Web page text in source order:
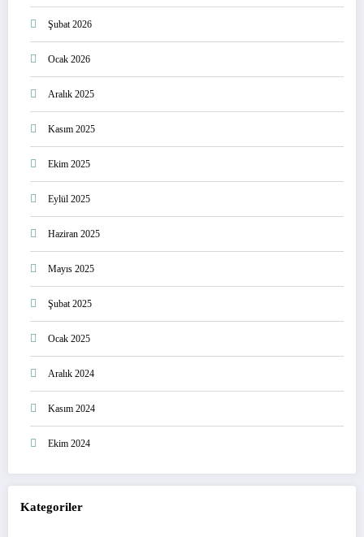
Şubat 2026
Ocak 2026
Aralık 2025
Kasım 2025
Ekim 2025
Eylül 2025
Haziran 2025
Mayıs 2025
Şubat 2025
Ocak 2025
Aralık 2024
Kasım 2024
Ekim 2024
Kategoriler